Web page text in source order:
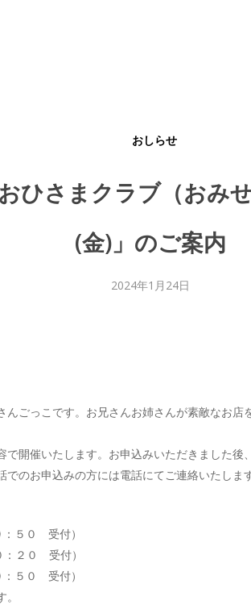
おしらせ
ひさまクラブ（おみ
(金)」のご案内
2024年1月24日
んごっこです。お兄さんお姉さんが素敵なお
開催いたします。お申込みいただきました
のお申込みの方には電話にてご連絡いたします
５０ 受付）
２０ 受付）
５０ 受付）